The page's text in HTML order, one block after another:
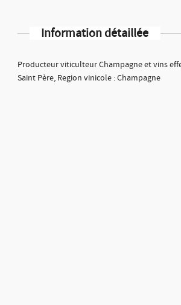
Information détaillée
Producteur viticulteur Champagne et vins
Saint Père, Region vinicole : Champagne